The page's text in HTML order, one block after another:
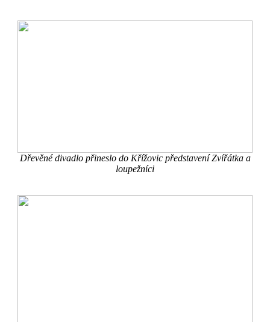
Dřevěné divadlo přineslo do Křížovic představení Zvířátka a
loupežníci